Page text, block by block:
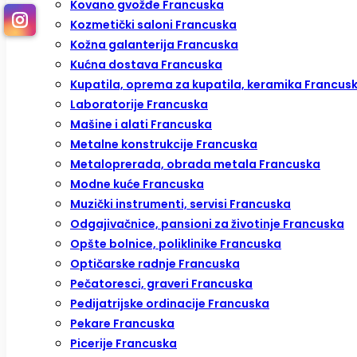
Kovano gvožđe Francuska
Kozmetički saloni Francuska
Kožna galanterija Francuska
Kućna dostava Francuska
Kupatila, oprema za kupatila, keramika
Laboratorije Francuska
Mašine i alati Francuska
Metalne konstrukcije Francuska
Metaloprerada, obrada metala Francuska
Modne kuće Francuska
Muzički instrumenti, servisi Francuska
Odgajivačnice, pansioni za životinje Francuska
Opšte bolnice, poliklinike Francuska
Optičarske radnje Francuska
Pečatoresci, graveri Francuska
Pedijatrijske ordinacije Francuska
Pekare Francuska
Picerije Francuska